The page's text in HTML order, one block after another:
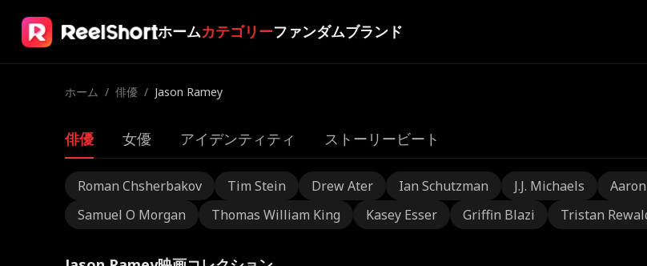
ホームカテゴリーファンダムブランド
ホーム / 俳優 / Jason Ramey
俳優 女優 アイデンティティ ストーリービート
Roman Chsherbakov Tim Stein Drew Ater Ian Schutzman J.J. Michaels
Samuel O Morgan
Thomas William King Kasey Esser Griffin Blazi Tristan